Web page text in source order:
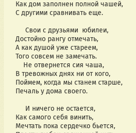
Как дом заполнен полной чашей,
С другими сравнивать еще.
Свои с друзьями юбилеи,
Достойно рангу отмечать,
А как душой уже стареем,
Того совсем не замечать.
Не отвернется сия чаша,
В тревожных днях ни от кого,
Поймем, когда мы станем старше,
Печаль у дома своего.
И ничего не остается,
Как самого себя винить,
Мечтать пока сердечко бьется,